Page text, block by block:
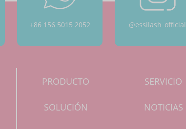
+86 156 5015 2052 @essilash_official
PRODUCTO SERVICIO
SOLUCIÓN NOTICIAS